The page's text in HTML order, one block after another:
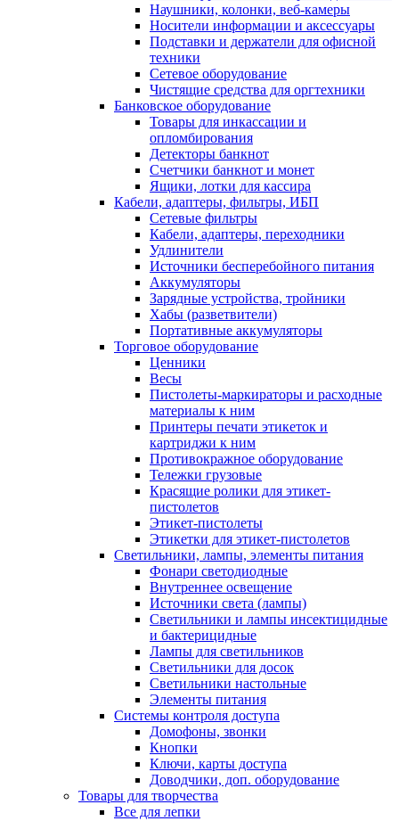
Наушники, колонки, веб-камеры
Носители информации и аксессуары
Подставки и держатели для офисной
техники
Сетевое оборудование
Чистящие средства для оргтехники
Банковское оборудование
Товары для инкассации и
опломбирования
Детекторы банкнот
Счетчики банкнот и монет
Ящики, лотки для кассира
Кабели, адаптеры, фильтры, ИБП
Сетевые фильтры
Кабели, адаптеры, переходники
Удлинители
Источники бесперебойного питания
Аккумуляторы
Зарядные устройства, тройники
Хабы (разветвители)
Портативные аккумуляторы
Торговое оборудование
Ценники
Весы
Пистолеты-маркираторы и расходные
материалы к ним
Принтеры печати этикеток и
картриджи к ним
Противокражное оборудование
Тележки грузовые
Красящие ролики для этикет-
пистолетов
Этикет-пистолеты
Этикетки для этикет-пистолетов
Светильники, лампы, элементы питания
Фонари светодиодные
Внутреннее освещение
Источники света (лампы)
Светильники и лампы инсектицидные
и бактерицидные
Лампы для светильников
Светильники для досок
Светильники настольные
Элементы питания
Системы контроля доступа
Домофоны, звонки
Кнопки
Ключи, карты доступа
Доводчики, доп. оборудование
Товары для творчества
Все для лепки